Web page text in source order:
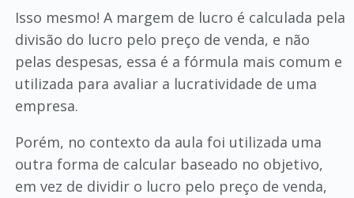
Isso mesmo! A margem de lucro é calculada pela
divisão do lucro pelo preço de venda, e não
pelas despesas, essa é a fórmula mais comum e
utilizada para avaliar a lucratividade de uma
empresa.
Porém, no contexto da aula foi utilizada uma
outra forma de calcular baseado no objetivo,
em vez de dividir o lucro pelo preço de venda,